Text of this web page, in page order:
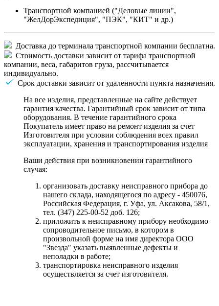
Транспортной компанией ("Деловые линии",
"ЖелДорЭкспедиция", "ПЭК", "КИТ" и др.)
Доставка до терминала транспортной компании бесплатна.
Стоимость доставки зависит от тарифа транспортной
компании, веса, габаритов груза, рассчитывается
индивидуально.
Срок доставки зависит от удаленности пункта назначения.
На все изделия, представленные на сайте действует
гарантия качества. Гарантийный срок зависит от типа
оборудования. В течение гарантийного срока
Покупатель имеет право на ремонт изделия за счет
Изготовителя при условии соблюдения всех правил
эксплуатации, хранения и транспортирования изделия
Ваши действия при возникновении гарантийного
случая:
организовать доставку неисправного прибора до
нашего склада, находящегося по адресу - 450076,
Российская Федерация, г. Уфа, ул. Аксакова, 58/1,
тел. (347) 225-00-52 доб. 126;
приложить к неисправному прибору необходимо
сопроводительное письмо, в котором в
произвольной форме на имя директора ООО
"Звезда" указать выявленные дефекты и
неполадки в работе;
транспортировка неисправного изделия
осуществляется за счет изготовителя.